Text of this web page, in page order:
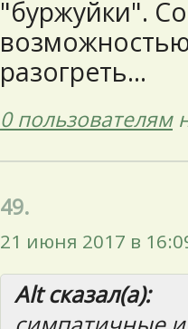
"буржуйки".
разогреть...
0 пользователям
49.
21 июня 2017 в
Alt сказал(а):